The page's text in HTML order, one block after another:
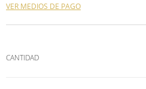
VER MEDIOS DE PAGO
CANTIDAD